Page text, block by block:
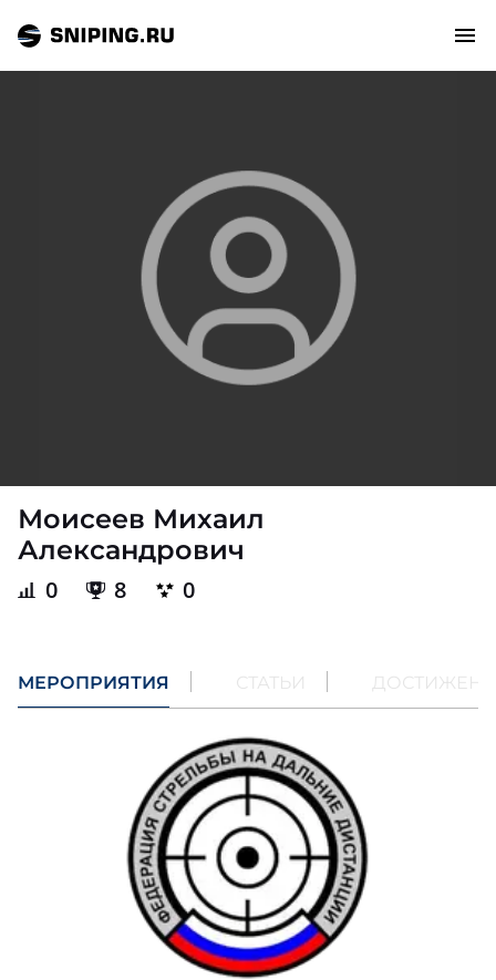
ТИРЫ И СТРЕЛЬБИЩА
О НАС
Моисеев Михаил
Александрович
0 8 0
МЕРОПРИЯТИЯ СТАТЬИ